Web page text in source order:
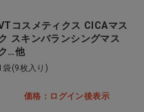
コスメティクス CICAマス
スキンバランシングマス
…他
袋(9枚入り)
価格：ログイン後表示